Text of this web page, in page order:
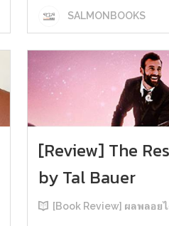
SALMONBOOKS
[Review] The
by Tal Bauer
[Book Review] ผลพลอยได้จากอาการ book